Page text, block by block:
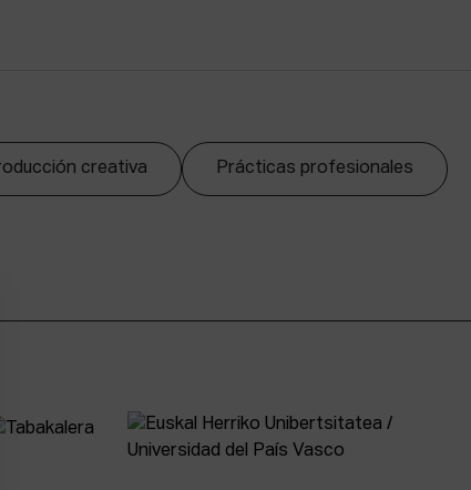
creativa Prácticas profesionales